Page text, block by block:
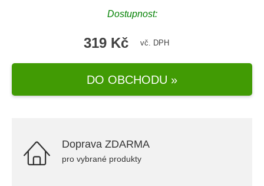
Dostupnost:
319 Kč vč. DPH
DO OBCHODU »
Doprava ZDARMA
pro vybrané produkty